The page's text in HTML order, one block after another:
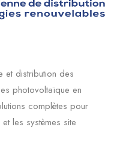
et distribution des
photovoltaïque en
complètes pour
les systèmes site